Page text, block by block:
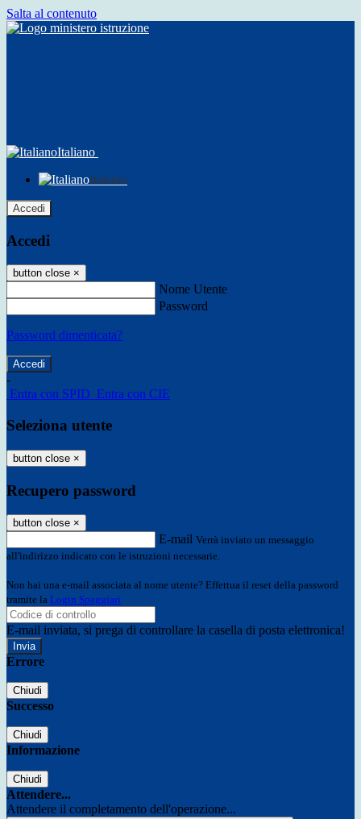
Salta al contenuto
Italiano
Italiano
Accedi
Accedi
button close ×
Nome Utente
Password
Password dimenticata?
-
Entra con SPID Entra con CIE
Seleziona utente
button close ×
Recupero password
button close ×
E-mail Verrà inviato un messaggio
all'indirizzo indicato con le istruzioni necessarie.
Non hai una e-mail associata al nome utente? Effettua il reset della password
tramite la Login Spaggiari
E-mail inviata, si prega di controllare la casella di posta elettronica!
Errore
Chiudi
Successo
Chiudi
Informazione
Chiudi
Attendere...
Attendere il completamento dell'operazione...